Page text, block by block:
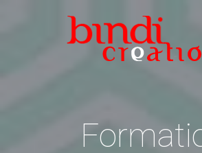
Accueil
Les
Infos